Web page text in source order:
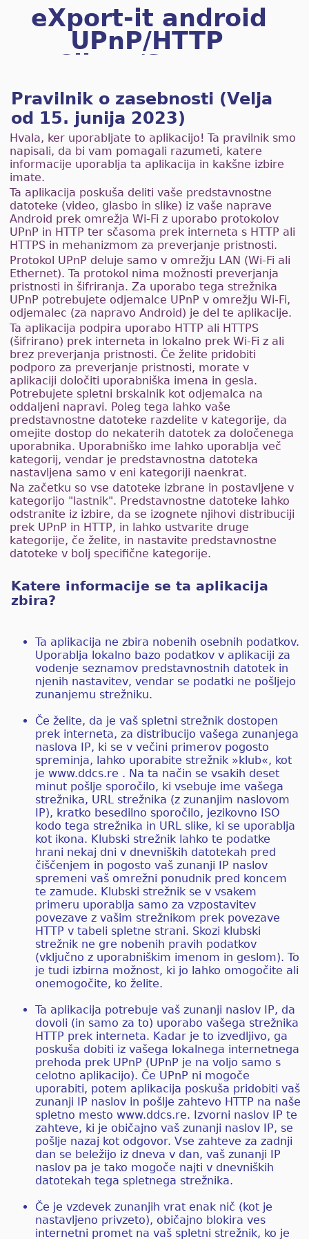
eXport-it android
UPnP/HTTP
Client/Server
Pravilnik o zasebnosti (Velja
od 15. junija 2023)
Hvala, ker uporabljate to aplikacijo! Ta pravilnik smo
napisali, da bi vam pomagali razumeti, katere
informacije uporablja ta aplikacija in kakšne izbire
imate.
Ta aplikacija poskuša deliti vaše predstavnostne
datoteke (video, glasbo in slike) iz vaše naprave
Android prek omrežja Wi-Fi z uporabo protokolov
UPnP in HTTP ter sčasoma prek interneta s HTTP ali
HTTPS in mehanizmom za preverjanje pristnosti.
Protokol UPnP deluje samo v omrežju LAN (Wi-Fi ali
Ethernet). Ta protokol nima možnosti preverjanja
pristnosti in šifriranja. Za uporabo tega strežnika
UPnP potrebujete odjemalce UPnP v omrežju Wi-Fi,
odjemalec (za napravo Android) je del te aplikacije.
Ta aplikacija podpira uporabo HTTP ali HTTPS
(šifrirano) prek interneta in lokalno prek Wi-Fi z ali
brez preverjanja pristnosti. Če želite pridobiti
podporo za preverjanje pristnosti, morate v
aplikaciji določiti uporabniška imena in gesla.
Potrebujete spletni brskalnik kot odjemalca na
oddaljeni napravi. Poleg tega lahko vaše
predstavnostne datoteke razdelite v kategorije, da
omejite dostop do nekaterih datotek za določenega
uporabnika. Uporabniško ime lahko uporablja več
kategorij, vendar je predstavnostna datoteka
nastavljena samo v eni kategoriji naenkrat.
Na začetku so vse datoteke izbrane in postavljene v
kategorijo "lastnik". Predstavnostne datoteke lahko
odstranite iz izbire, da se izognete njihovi distribuciji
prek UPnP in HTTP, in lahko ustvarite druge
kategorije, če želite, in nastavite predstavnostne
datoteke v bolj specifične kategorije.
Katere informacije se ta aplikacija
zbira?
Ta aplikacija ne zbira nobenih osebnih podatkov.
Uporablja lokalno bazo podatkov v aplikaciji za
vodenje seznamov predstavnostnih datotek in
njenih nastavitev, vendar se podatki ne pošljejo
zunanjemu strežniku.
Če želite, da je vaš spletni strežnik dostopen
prek interneta, za distribucijo vašega zunanjega
naslova IP, ki se v večini primerov pogosto
spreminja, lahko uporabite strežnik »klub«, kot
je www.ddcs.re . Na ta način se vsakih deset
minut pošlje sporočilo, ki vsebuje ime vašega
strežnika, URL strežnika (z zunanjim naslovom
IP), kratko besedilno sporočilo, jezikovno ISO
kodo tega strežnika in URL slike, ki se uporablja
kot ikona. Klubski strežnik lahko te podatke
hrani nekaj dni v dnevniških datotekah pred
čiščenjem in pogosto vaš zunanji IP naslov
spremeni vaš omrežni ponudnik pred koncem
te zamude. Klubski strežnik se v vsakem
primeru uporablja samo za vzpostavitev
povezave z vašim strežnikom prek povezave
HTTP v tabeli spletne strani. Skozi klubski
strežnik ne gre nobenih pravih podatkov
(vključno z uporabniškim imenom in geslom). To
je tudi izbirna možnost, ki jo lahko omogočite ali
onemogočite, ko želite.
Ta aplikacija potrebuje vaš zunanji naslov IP, da
dovoli (in samo za to) uporabo vašega strežnika
HTTP prek interneta. Kadar je to izvedljivo, ga
poskuša dobiti iz vašega lokalnega internetnega
prehoda prek UPnP (UPnP je na voljo samo s
celotno aplikacijo). Če UPnP ni mogoče
uporabiti, potem aplikacija poskuša pridobiti vaš
zunanji IP naslov in pošlje zahtevo HTTP na naše
spletno mesto www.ddcs.re. Izvorni naslov IP te
zahteve, ki je običajno vaš zunanji naslov IP, se
pošlje nazaj kot odgovor. Vse zahteve za zadnji
dan se beležijo iz dneva v dan, vaš zunanji IP
naslov pa je tako mogoče najti v dnevniških
datotekah tega spletnega strežnika.
Če je vzdevek zunanjih vrat enak nič (kot je
nastavljeno privzeto), običajno blokira ves
internetni promet na vaš spletni strežnik, ko je